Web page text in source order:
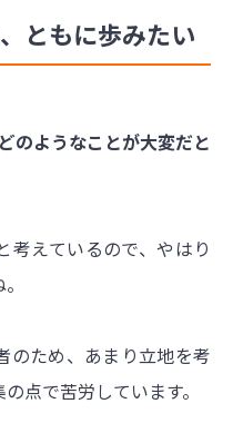
ともに歩みたい
のようなことが大変だと
考えているので、やはり
のため、あまり立地を考
点で苦労しています。